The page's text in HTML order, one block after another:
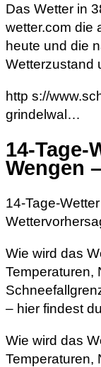
Das Wetter in
wetter.com die
heute und die
Wetterzustand
http s://
grindelwal…
14-Tage-
Wengen
14-Tage-
Wie wird das
Temperaturen,
– hier findest
Wie wird das
Temperaturen,